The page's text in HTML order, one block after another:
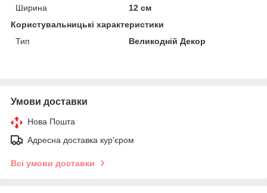
Ширина
12 см
Користувальницькі характеристики
Тип
Великодній Декор
Умови доставки
Нова Пошта
Адресна доставка кур'єром
Всі умови доставки